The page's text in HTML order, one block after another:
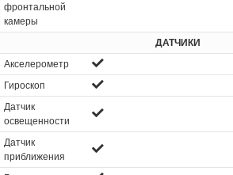
фронтальной
камеры
ДАТЧИКИ
Акселерометр
Гироскоп
Датчик
освещенности
Датчик
приближения